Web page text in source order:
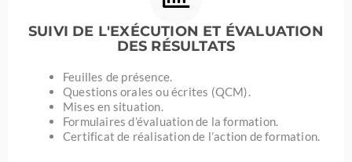
SUIVI DE L'EXÉCUTION ET ÉVALUATION
DES RÉSULTATS
Feuilles de présence.
Questions orales ou écrites (QCM).
Mises en situation.
Formulaires d’évaluation de la formation.
Certificat de réalisation de l’action de formation.